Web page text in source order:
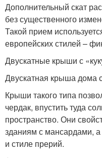
Дополнительный скат
без существенного
Такой прием
европейских стилей –
Двускатные крыши с
Двускатная крыша дома
Крыши такого типа
чердак, впустить туда
пространство. Они
зданиям с мансардами,
и стиле прерий.